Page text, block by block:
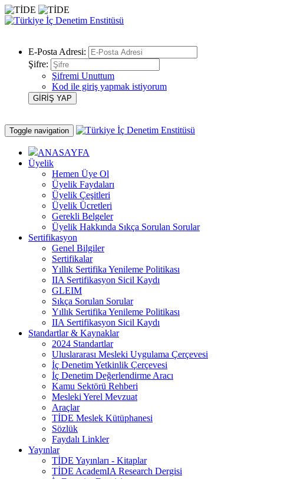
E-Posta Adresi:
Şifre:
Şifremi Unuttum
Kod ile giriş yapmak istiyorum
Toggle navigation
ANASAYFA
Üyelik
Hemen Üye Ol
Üyelik Faydaları
Üyelik Çeşitleri
Üyelik Ücretleri
Gerekli Belgeler
Üyelik Hakkında Sıkça Sorulan Sorular
Sertifikasyon
Genel Bilgiler
Sertifikalar
Yıllık Sertifika Yenileme Politikası
IIA Sertifikasyon Sicil Kaydı
GLEIM
Sıkça Sorulan Sorular
Yıllık Sertifika Yenileme Politikası
IIA Sertifikasyon Sicil Kaydı
Standartlar & Kaynaklar
2024 Standartlar
Uluslararası Mesleki Uygulama Çerçevesi
İç Denetim Yetkinlik Çerçevesi
İç Denetim Değerlendirme Aracı
Kamu Sektörü Rehberi
Mesleki Yerel Mevzuat
Araçlar
TİDE Meslek Kütüphanesi
Sözlük
Faydalı Linkler
Yayınlar
TİDE Yayınları - Kitaplar
TİDE AcademIA Research Dergisi